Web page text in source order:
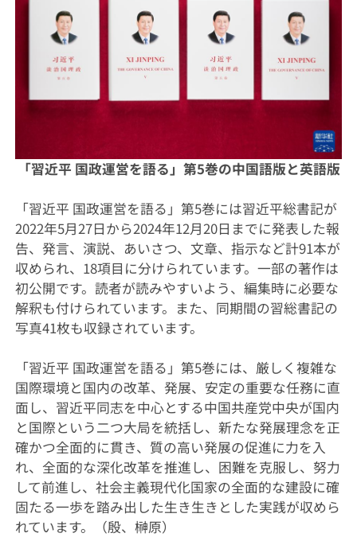
「習近平 国政運営を語る」第5巻の中国語版と英語版
「習近平 国政運営を語る」第5巻には習近平総書記が
2022年5月27日から2024年12月20日までに発表した報
告、発言、演説、あいさつ、文章、指示など計91本が
収められ、18項目に分けられています。一部の著作は
初公開です。読者が読みやすいよう、編集時に必要な
解釈も付けられています。また、同期間の習総書記の
写真41枚も収録されています。
「習近平 国政運営を語る」第5巻には、厳しく複雑な
国際環境と国内の改革、発展、安定の重要な任務に直
面し、習近平同志を中心とする中国共産党中央が国内
と国際という二つ大局を統括し、新たな発展理念を正
確かつ全面的に貫き、質の高い発展の促進に力を入
れ、全面的な深化改革を推進し、困難を克服し、努力
して前進し、社会主義現代化国家の全面的な建設に確
固たる一歩を踏み出した生き生きとした実践が収めら
れています。（殷、榊原）